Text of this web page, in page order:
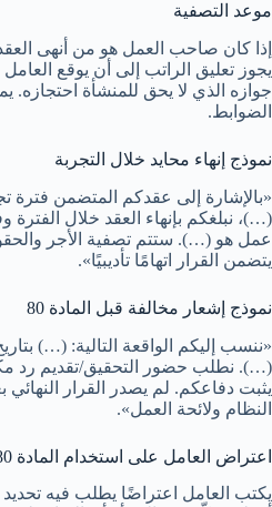
موعد التصفية
إذا كان صاحب العمل هو من أنهى
يجوز تعليق الراتب إلى أن يوقع
جوازه الذي لا يحق للمنشأة
الضوابط.
نموذج إنهاء محايد خلال التجربة
«بالإشارة إلى عقدكم المتضمن فترة
(…)، نبلغكم بإنهاء العقد خلال الفترة
عمل هو (…). ستتم تصفية الأجر
يتضمن القرار اتهامًا تأديبيًا».
نموذج إشعار مخالفة قبل المادة 80
«ننسب إليكم الواقعة التالية: (…)
(…). نطلب حضور التحقيق/تقديم رد
يثبت دفاعكم. لم يصدر القرار النهائي
النظام ولائحة العمل».
اعتراض العامل على استخدام المادة 80
يكتب العامل اعتراضًا يطلب فيه تحديد